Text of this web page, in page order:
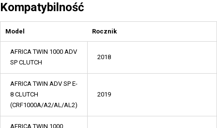
Kompatybilność
Model Rocznik
AFRICA TWIN 1000 ADV
SP CLUTCH
2018
AFRICA TWIN ADV SP E-
8 CLUTCH
(CRF1000A/A2/AL/AL2)
2019
AFRICA TWIN 1000